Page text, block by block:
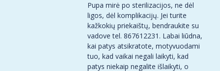
Pupa mirė po sterilizacijos, ne dėl
ligos, dėl komplikacijų. Jei turite
kažkokių priekaištų, bendraukite su
vadove tel. 867612231. Labai liūdna,
kai patys atsikratote, motyvuodami
tuo, kad vaikai negali laikyti, kad
patys niekaip negalite išlaikyti, o